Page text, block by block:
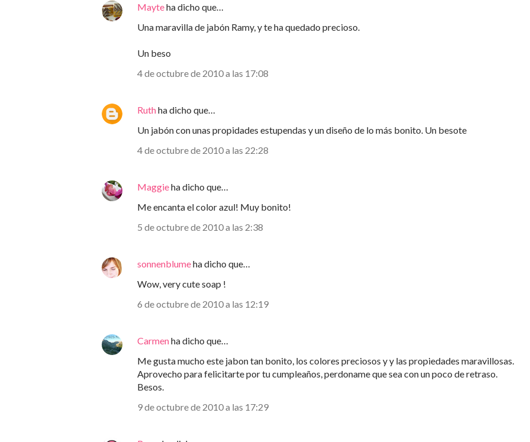
Mayteha dicho que…
Una maravilla de jabón Ramy, y te ha quedado precioso.
Un beso
4 de octubre de 2010 a las 17:08
Ruthha dicho que…
Un jabón con unas propidades estupendas y un diseño de lo más bonito. Un besote
4 de octubre de 2010 a las 22:28
Maggieha dicho que…
Me encanta el color azul! Muy bonito!
5 de octubre de 2010 a las 2:38
sonnenblumeha dicho que…
Wow, very cute soap !
6 de octubre de 2010 a las 12:19
Carmenha dicho que…
Me gusta mucho este jabon tan bonito, los colores preciosos y y las propiedades maravillosas.
Aprovecho para felicitarte por tu cumpleaños, perdoname que sea con un poco de retraso.
Besos.
9 de octubre de 2010 a las 17:29